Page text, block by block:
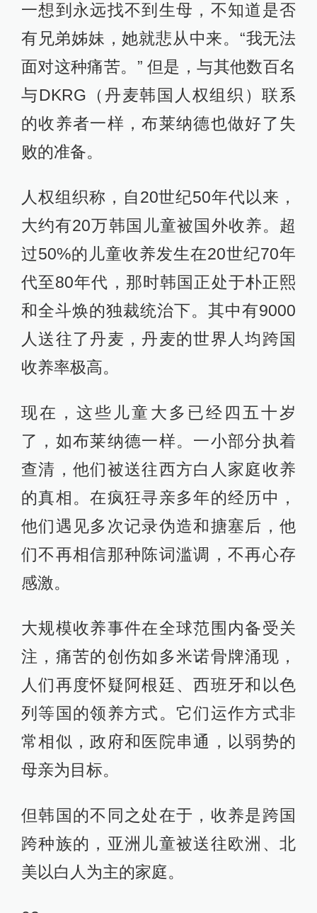
一想到永远找不到生母，不知道是否
有兄弟姊妹，她就悲从中来。“我无法
面对这种痛苦。” 但是，与其他数百名
与DKRG（丹麦韩国人权组织）联系
的收养者一样，布莱纳德也做好了失
败的准备。
人权组织称，自20世纪50年代以来，
大约有20万韩国儿童被国外收养。超
过50%的儿童收养发生在20世纪70年
代至80年代，那时韩国正处于朴正熙
和全斗焕的独裁统治下。其中有9000
人送往了丹麦，丹麦的世界人均跨国
收养率极高。
现在，这些儿童大多已经四五十岁
了，如布莱纳德一样。一小部分执着
查清，他们被送往西方白人家庭收养
的真相。在疯狂寻亲多年的经历中，
他们遇见多次记录伪造和搪塞后，他
们不再相信那种陈词滥调，不再心存
感激。
大规模收养事件在全球范围内备受关
注，痛苦的创伤如多米诺骨牌涌现，
人们再度怀疑阿根廷、西班牙和以色
列等国的领养方式。它们运作方式非
常相似，政府和医院串通，以弱势的
母亲为目标。
但韩国的不同之处在于，收养是跨国
跨种族的，亚洲儿童被送往欧洲、北
美以白人为主的家庭。